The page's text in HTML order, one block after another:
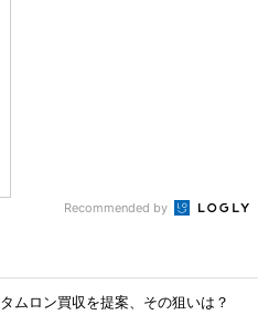
Recommended by
ムロン買収を提案、その狙いは？